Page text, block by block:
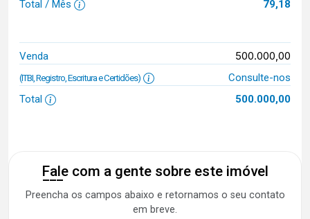
Total / Mês 79,18
Venda 500.000,00
(ITBI, Registro, Escritura e Certidões)
Consulte-nos
Total
500.000,00
Fale com a gente sobre este imóvel
Preencha os campos abaixo e retornamos o seu contato
em breve.